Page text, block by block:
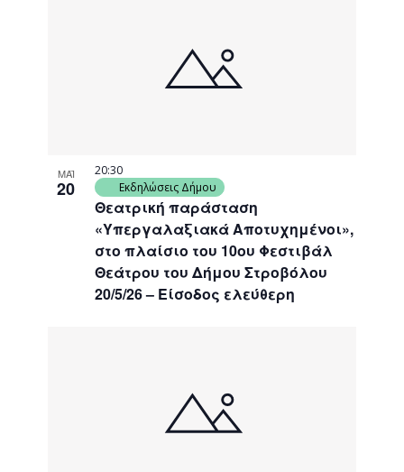
ΜΑΪ
20
Θεατρική παράσταση
«Υπεργαλαξιακά Αποτυχημένοι»,
στο πλαίσιο του 10ου Φεστιβάλ
Θεάτρου του Δήμου Στροβόλου
20/5/26 – Είσοδος ελεύθερη
20:30
Εκδηλώσεις Δήμου